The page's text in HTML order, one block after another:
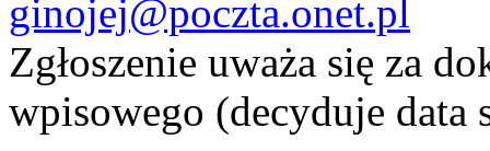
ginojej@poczta.onet.pl
Zgłoszenie uważa się za
wpisowego (decyduje data